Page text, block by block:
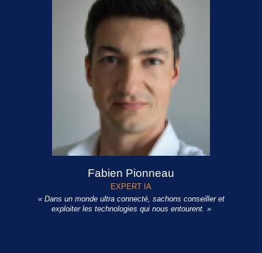
Fabien Pionneau
EXPERT IA
« Dans un monde ultra connecté, sachons conseiller et
exploiter les technologies qui nous entourent. »